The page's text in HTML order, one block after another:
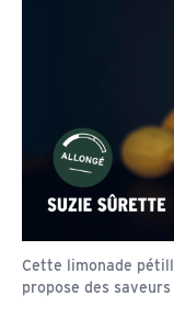
Cette limonade
propose des